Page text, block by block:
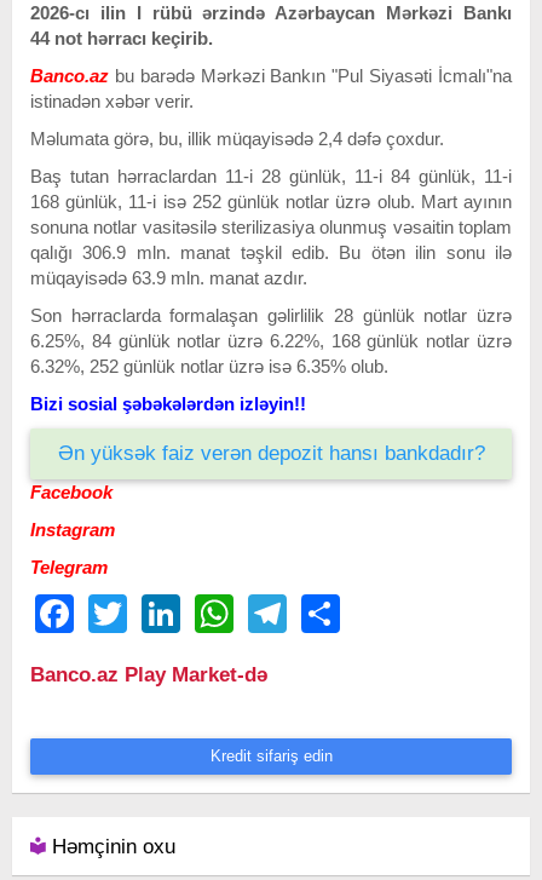
2026-cı ilin I rübü ərzində Azərbaycan Mərkəzi Bankı
44 not hərracı keçirib.
Banco.az bu barədə Mərkəzi Bankın "Pul Siyasəti İcmalı"na
istinadən xəbər verir.
Məlumata görə, bu, illik müqayisədə 2,4 dəfə çoxdur.
Baş tutan hərraclardan 11-i 28 günlük, 11-i 84 günlük, 11-i
168 günlük, 11-i isə 252 günlük notlar üzrə olub. Mart ayının
sonuna notlar vasitəsilə sterilizasiya olunmuş vəsaitin toplam
qalığı 306.9 mln. manat təşkil edib. Bu ötən ilin sonu ilə
müqayisədə 63.9 mln. manat azdır.
Son hərraclarda formalaşan gəlirlilik 28 günlük notlar üzrə
6.25%, 84 günlük notlar üzrə 6.22%, 168 günlük notlar üzrə
6.32%, 252 günlük notlar üzrə isə 6.35% olub.
Bizi sosial şəbəkələrdən izləyin!!
Ən yüksək faiz verən depozit hansı bankdadır?
Facebook
Instagram
Telegram
FacebookTwitter LinkedIn WhatsAppTelegram
Banco.az Play Market-də
Kredit sifariş edin
Həmçinin oxu